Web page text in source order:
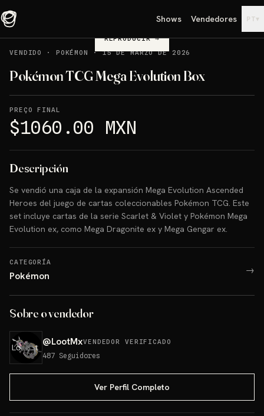
Shows Vendedores PT▾
REPRODUCIR→
VENDIDO
· POKÉMON ·15 DE MARZO DE 2026
Pokémon TCG Mega Evolution Box
PREÇO FINAL
$1060.00 MXN
Descripción
Se vendió una caja de la expansión Mega Evolution Ascended
Heroes del juego de cartas coleccionables Pokémon TCG. Este
set incluye cartas de la serie Scarlet & Violet y Pokémon Mega
Evolution ex, como Mega Dragonite ex y Mega Gengar ex.
CATEGORÍA
Pokémon →
Sobre o vendedor
@LootMxVENDEDOR VERIFICADO
487 Seguidores
Ver Perfil Completo